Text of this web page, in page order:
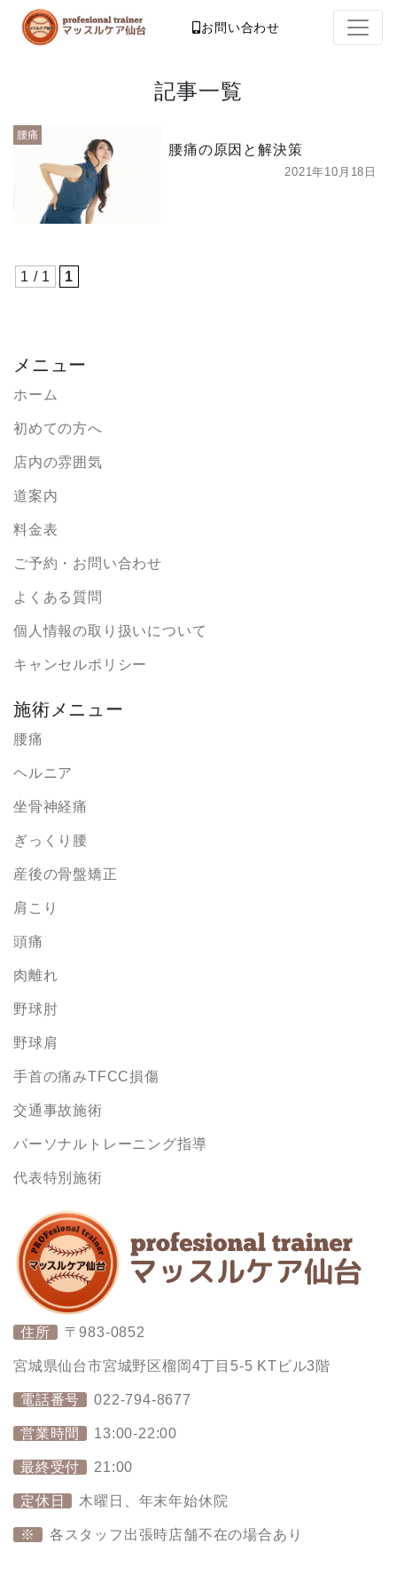
お問い合わせ
記事一覧
腰痛
腰痛の原因と解決策
2021年10月18日
1 / 1 1
メニュー
ホーム
初めての方へ
店内の雰囲気
道案内
料金表
ご予約・お問い合わせ
よくある質問
個人情報の取り扱いについて
キャンセルポリシー
施術メニュー
腰痛
ヘルニア
坐骨神経痛
ぎっくり腰
産後の骨盤矯正
肩こり
頭痛
肉離れ
野球肘
野球肩
手首の痛みTFCC損傷
交通事故施術
パーソナルトレーニング指導
代表特別施術
住所 〒983-0852
宮城県仙台市宮城野区榴岡4丁目5-5 KTビル3階
電話番号 022-794-8677
営業時間 13:00-22:00
最終受付 21:00
定休日 木曜日、年末年始休院
※ 各スタッフ出張時店舗不在の場合あり